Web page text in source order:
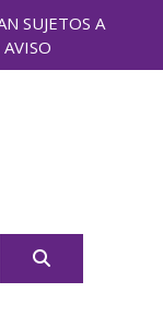
SUJETOS A